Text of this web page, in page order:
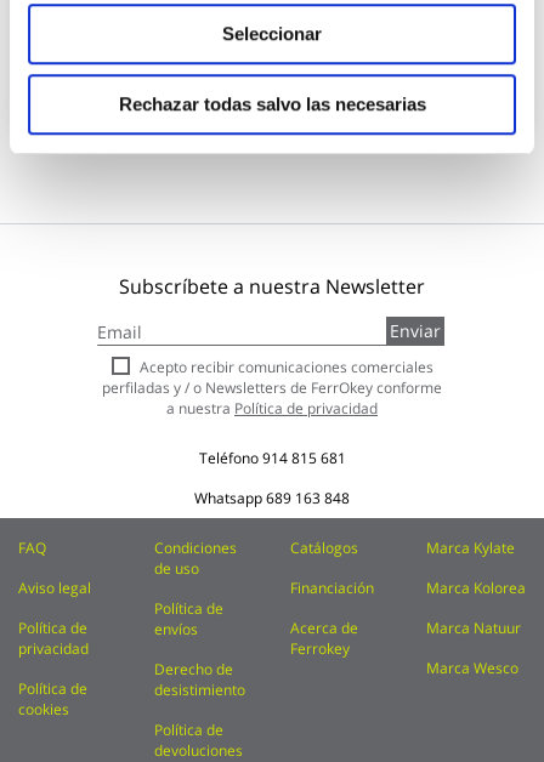
Seleccionar
Rechazar todas salvo las necesarias
8,95 €
Añadir al carrito
Subscríbete a nuestra Newsletter
a
nuestro
boletín
de
Enviar
Acepto recibir comunicaciones comerciales
perfiladas y / o Newsletters de FerrOkey conforme
a nuestra Política de privacidad
Teléfono914 815 681
Whatsapp689 163 848
FAQ
Aviso legal
Política de
privacidad
Política de
cookies
Condiciones
de uso
Política de
envíos
Derecho de
desistimiento
Política de
devoluciones
Catálogos
Financiación
Acerca de
Ferrokey
Marca Kylate
Marca Kolorea
Marca Natuur
Marca Wesco